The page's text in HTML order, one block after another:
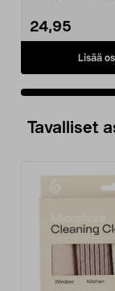
24,95
Lisää
Tavalliset